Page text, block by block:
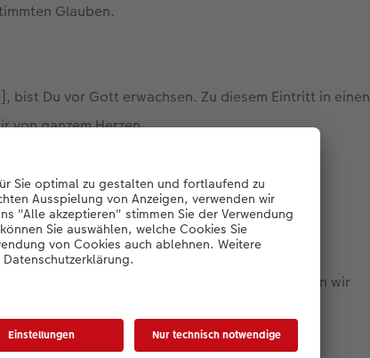
Glauben.
bist Du vor Gott erwachsen. Zu diesem Eintritt in einen
von ganzem Herzen.
zu festigen. Zu Deiner Konfirmation gratulieren wir